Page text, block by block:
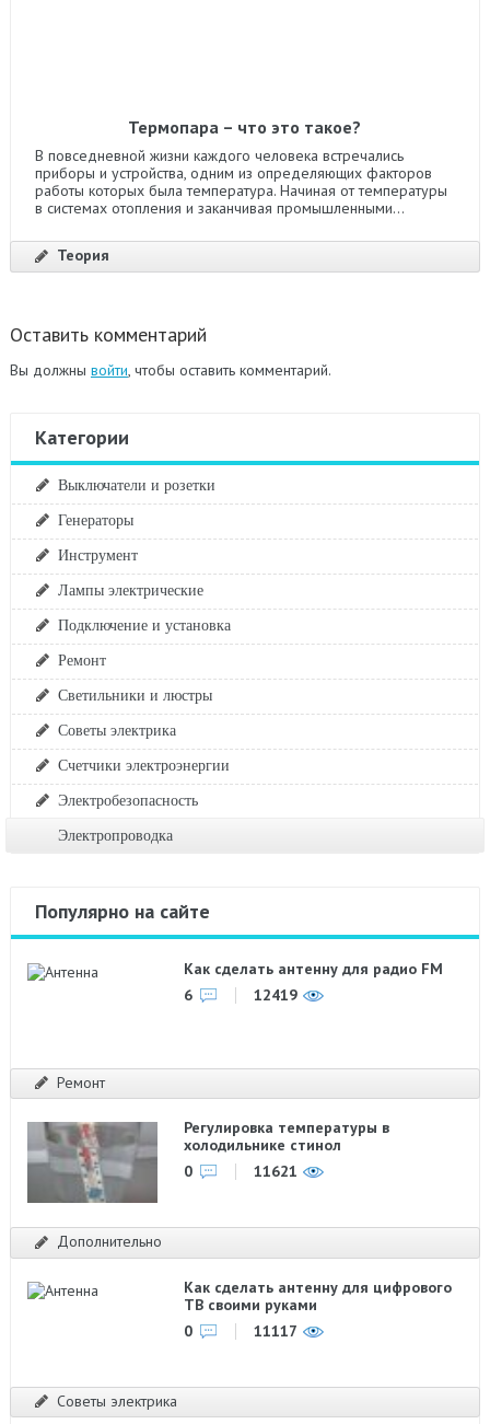
Термопара – что это такое?
В повседневной жизни каждого человека встречались
приборы и устройства, одним из определяющих факторов
работы которых была температура. Начиная от температуры
в системах отопления и заканчивая промышленными...
Теория
Оставить комментарий
Вы должны войти , чтобы оставить комментарий.
Категории
Выключатели и розетки
Генераторы
Инструмент
Лампы электрические
Подключение и установка
Ремонт
Светильники и люстры
Советы электрика
Счетчики электроэнергии
Электробезопасность
Электропроводка
Популярно на сайте
Как сделать антенну для радио FM
6
12419
Ремонт
Регулировка температуры в
холодильнике стинол
0
11621
Дополнительно
Как сделать антенну для цифрового
ТВ своими руками
0
11117
Советы электрика